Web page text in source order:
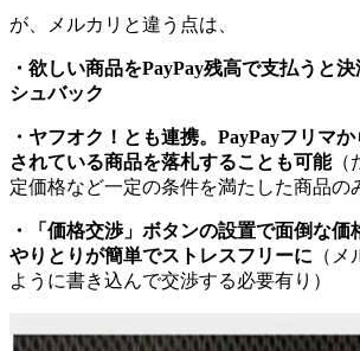
が、メルカリと違う点は、
・欲しい商品をPayPay残高で支払うと
シュバック
・ヤフオク！とも連携。PayPayフリマ
されている商品を落札することも可能（
定価格など一定の条件を満たした商品の
・「価格交渉」ボタンの設置で面倒な
やりとりが簡単でストレスフリーに （
ように書き込んで交渉する必要有り）